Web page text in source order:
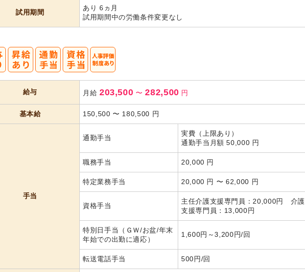
試用期間
あり 6ヵ月
試用期間中の労働条件変更なし
給与 月給 203,500 〜 282,500 円
基本給 150,500 〜 180,500 円
手当
通勤手当
実費（上限あり）
通勤手当月額 50,000 円
職務手当 20,000 円
特定業務手当 20,000 円 〜 62,000 円
資格手当
主任介護支援専門員：20,000円 介護
支援専門員：13,000円
特別日手当（ＧＷ/お盆/年末
年始での出勤に適応）
1,600円～3,200円/回
転送電話手当 500円/回